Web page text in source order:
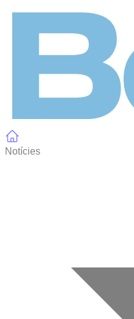
Notícies